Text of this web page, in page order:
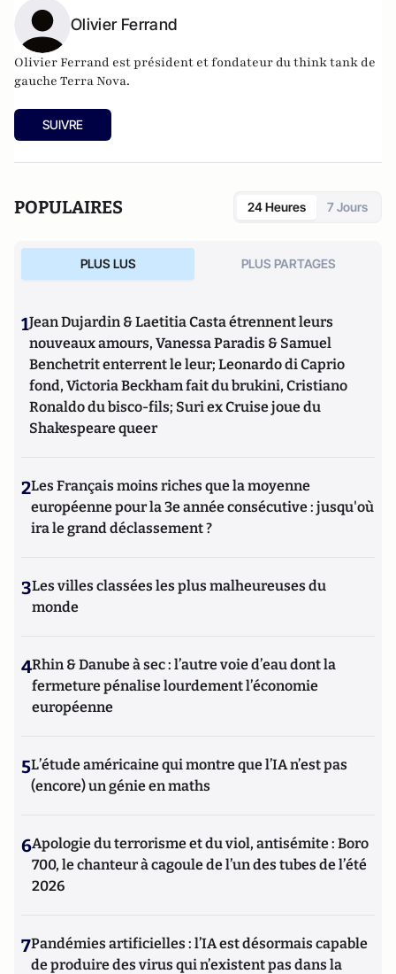
Olivier Ferrand
Olivier Ferrand est président et fondateur du think tank de
gauche Terra Nova.
SUIVRE
POPULAIRES 24 Heures 7 Jours
PLUS LUS PLUS PARTAGES
1Jean Dujardin & Laetitia Casta étrennent leurs
nouveaux amours, Vanessa Paradis & Samuel
Benchetrit enterrent le leur; Leonardo di Caprio
fond, Victoria Beckham fait du brukini, Cristiano
Ronaldo du bisco-fils; Suri ex Cruise joue du
Shakespeare queer
2Les Français moins riches que la moyenne
européenne pour la 3e année consécutive : jusqu'où
ira le grand déclassement ?
3Les villes classées les plus malheureuses du
monde
4Rhin & Danube à sec : l’autre voie d’eau dont la
fermeture pénalise lourdement l’économie
européenne
5L’étude américaine qui montre que l’IA n’est pas
(encore) un génie en maths
6Apologie du terrorisme et du viol, antisémite : Boro
700, le chanteur à cagoule de l’un des tubes de l’été
2026
7Pandémies artificielles : l’IA est désormais capable
de produire des virus qui n’existent pas dans la